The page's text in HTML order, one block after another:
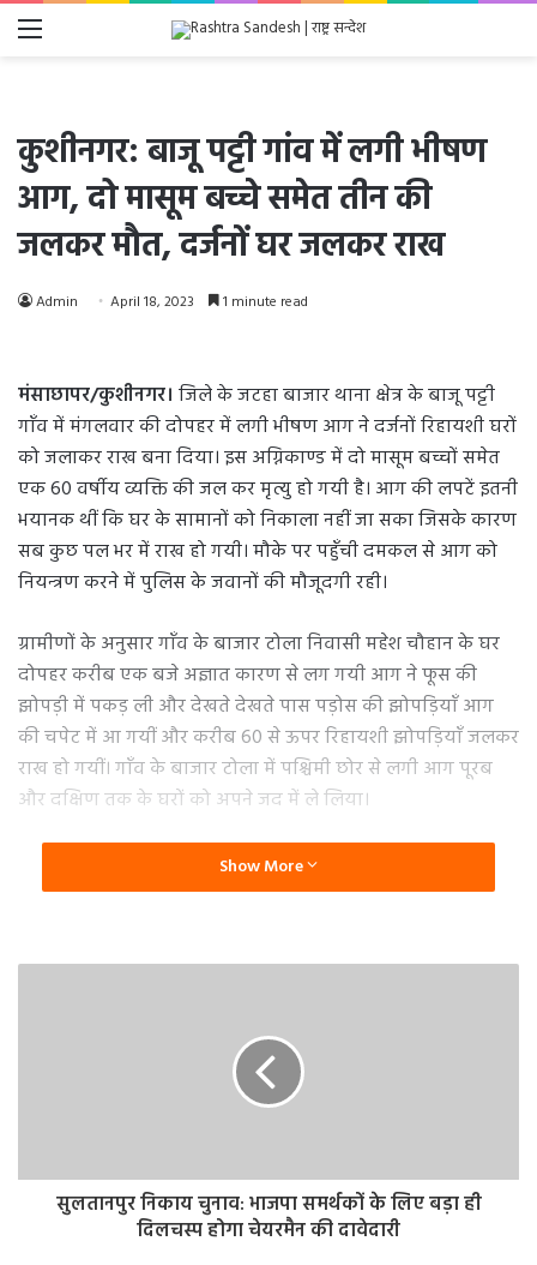
Menu
कुशीनगर: बाजू पट्टी गांव में लगी भीषण
आग, दो मासूम बच्चे समेत तीन की
जलकर मौत, दर्जनों घर जलकर राख
Admin April 18, 2023 1 minute read
मंसाछापर/कुशीनगर। जिले के जटहा बाजार थाना क्षेत्र के बाजू पट्टी
गाँव में मंगलवार की दोपहर में लगी भीषण आग ने दर्जनों रिहायशी घरों
को जलाकर राख बना दिया। इस अग्निकाण्ड में दो मासूम बच्चों समेत
एक 60 वर्षीय व्यक्ति की जल कर मृत्यु हो गयी है। आग की लपटें इतनी
भयानक थीं कि घर के सामानों को निकाला नहीं जा सका जिसके कारण
सब कुछ पल भर में राख हो गयी। मौके पर पहुँची दमकल से आग को
नियन्त्रण करने में पुलिस के जवानों की मौजूदगी रही।
ग्रामीणों के अनुसार गाँव के बाजार टोला निवासी महेश चौहान के घर
दोपहर करीब एक बजे अज्ञात कारण से लग गयी आग ने फूस की
झोपड़ी में पकड़ ली और देखते देखते पास पड़ोस की झोपड़ियाँ आग
की चपेट में आ गयीं और करीब 60 से ऊपर रिहायशी झोपड़ियाँ जलकर
राख हो गयीं। गाँव के बाजार टोला में पश्चिमी छोर से लगी आग पूरब
और दक्षिण तक के घरों को अपने जद में ले लिया।
बताया जा रहा है कि घर के अन्दर रखे गैस सिलिंडरों के फटने से आग ने
विकराल रूप धारण कर लिया जिसकी वजह से लोगों ने गाँव के बाहर
आँकलन नहीं किया जा सका था।
Show More
सुलतानपुर निकाय चुनाव: भाजपा समर्थकों के लिए बड़ा ही
दिलचस्प होगा चेयरमैन की दावेदारी